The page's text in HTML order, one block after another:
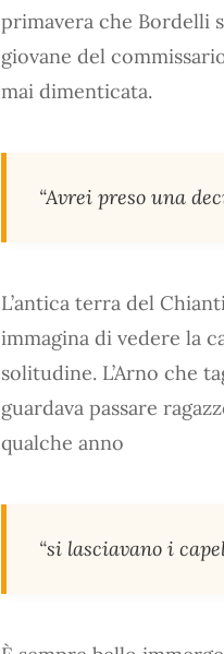
primavera che Bordelli
giovane del
mai dimenticata.
“Avrei preso una
L’antica terra del
immagina di vedere la
solitudine. L’Arno che
guardava passare
qualche anno
“si lasciavano i